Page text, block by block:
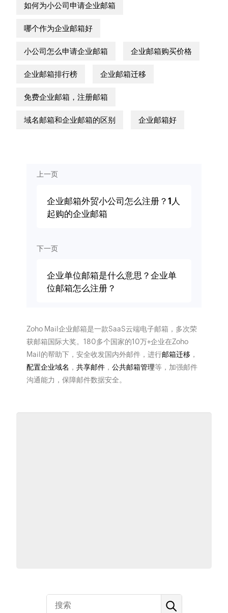
如何为小公司申请企业邮箱
哪个作为企业邮箱好
小公司怎么申请企业邮箱 企业邮箱购买价格
企业邮箱排行榜 企业邮箱迁移
免费企业邮箱，注册邮箱
域名邮箱和企业邮箱的区别 企业邮箱好
上一页
企业邮箱外贸小公司怎么注册？1人
起购的企业邮箱
下一页
企业单位邮箱是什么意思？企业单
位邮箱怎么注册？
Zoho Mail企业邮箱是一款SaaS云端电子邮箱，多次荣
获邮箱国际大奖。180多个国家的10万+企业在Zoho
Mail的帮助下，安全收发国内外邮件，进行邮箱迁移 ，
配置企业域名 ， 共享邮件， 公共邮箱管理等，加强邮件
沟通能力，保障邮件数据安全。